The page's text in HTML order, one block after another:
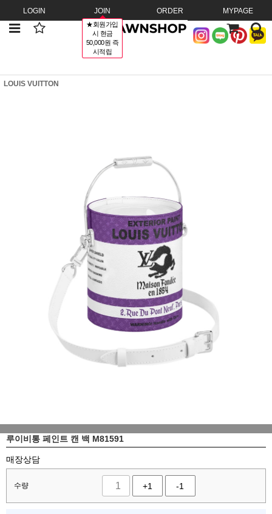
LOGIN JOIN
★회원가입
시 현금
50,000원 즉
시적립
ORDER MYPAGE
LOUIS VUITTON
루이비통 페인트 캔 백 M81591
매장상담
수량 +1 -1